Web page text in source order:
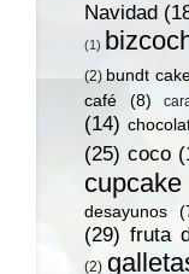
Navidad
(1)
(2) bundt
café (8)
(14)
(25) coco
cupcake
desayunos
(29) fruta
(2)